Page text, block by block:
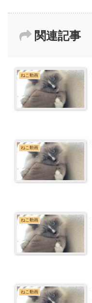
関連記事
ねこ動画
ねこ動画
ねこ動画
ねこ動画